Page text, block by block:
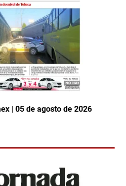
| 05 de agosto de 2026